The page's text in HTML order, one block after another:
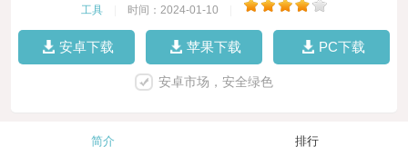
工具 时间：2024-01-10
安卓下载 苹果下载 PC下载
安卓市场，安全绿色
简介 排行